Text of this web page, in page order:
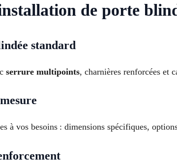
de porte
standard
serrure multipoints, charnières renforcées et
à vos besoins : dimensions spécifiques,